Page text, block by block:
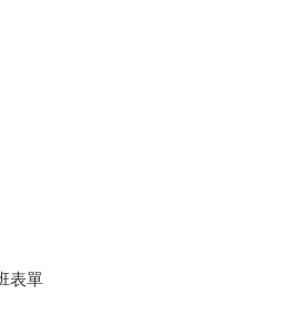
表單